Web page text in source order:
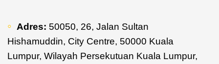
Adres: 50050, 26, Jalan Sultan
Hishamuddin, City Centre, 50000 Kuala
Lumpur, Wilayah Persekutuan Kuala Lumpur,